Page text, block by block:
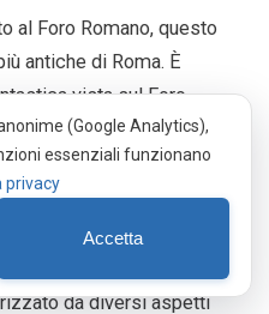
al Foro Romano, questo
antiche di Roma. È
vista sul Foro
Inoltre, ci sono le
che testimoniano la
da diversi aspetti
(Google Analytics),
essenziali funzionano
privacy
Accetta